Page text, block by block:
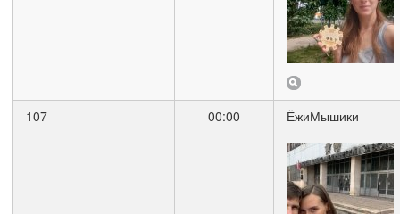
107 00:00 ЁжиМышики